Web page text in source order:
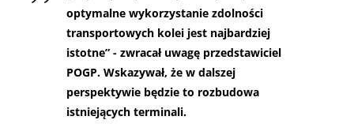
optymalne wykorzystanie zdolności
transportowych kolei jest najbardziej
istotne” - zwracał uwagę przedstawiciel
POGP. Wskazywał, że w dalszej
perspektywie będzie to rozbudowa
istniejących terminali.